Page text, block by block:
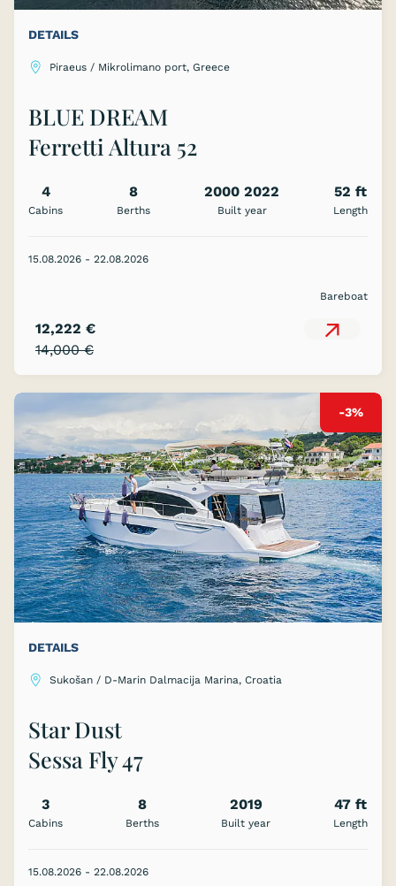
DETAILS
Piraeus / Mikrolimano port, Greece
BLUE DREAM
Ferretti Altura 52
4
Cabins
8
Berths
2000 2022
Built year
52 ft
Length
15.08.2026 - 22.08.2026
Bareboat
14,000 €
12,222 €
-3%
DETAILS
Sukošan / D-Marin Dalmacija Marina, Croatia
Star Dust
Sessa Fly 47
3
Cabins
8
Berths
2019
Built year
47 ft
Length
15.08.2026 - 22.08.2026